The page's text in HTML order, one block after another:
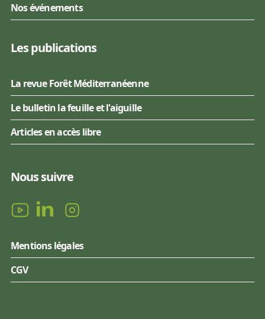
Nos événements
Les publications
La revue Forêt Méditerranéenne
Le bulletin la feuille et l'aiguille
Articles en accès libre
Nous suivre
Mentions légales
CGV